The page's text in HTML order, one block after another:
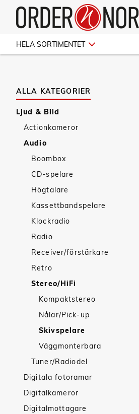
HELA SORTIMENTET
ALLA KATEGORIER
Ljud & Bild
Actionkameror
Audio
Boombox
CD-spelare
Högtalare
Kassettbandspelare
Klockradio
Radio
Receiver/förstärkare
Retro
Stereo/HiFi
Kompaktstereo
Nålar/Pick-up
Skivspelare
Väggmonterbara
Tuner/Radiodel
Digitala fotoramar
Digitalkameror
Digitalmottagare